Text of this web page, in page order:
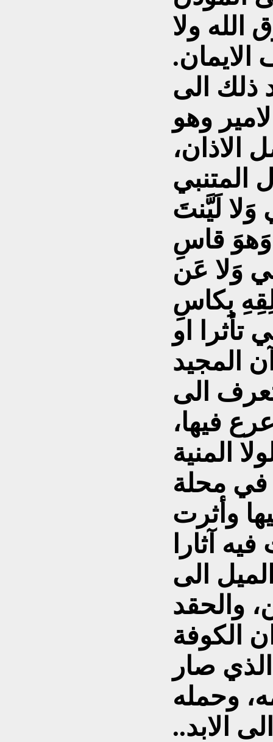
الله ولا
ذلك الى
وهو
وَلا لَيَّنتَ
وَهوَ قاسِ
وَلا عَن
بِكاسِ
تأثرا او
الى
فيها،
في محلة
وأثرت
آثارا
الى
والحقد
الكوفة
صار
وحمله
الابد..